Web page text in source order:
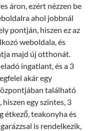
áron, ezért nézzen be
ahol jobbnál
pontján, hiszen ez az
weboldala, és
majd új otthonát.
ingatlant, és a 3
akár egy
található
egy szintes, 3
étkező, teakonyha és
is rendelkezik,